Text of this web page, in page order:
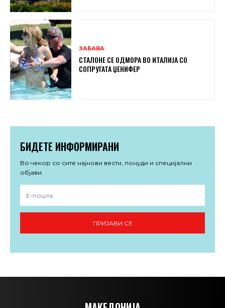
ЗАБАВА
СТАЛОНЕ СЕ ОДМОРА ВО ИТАЛИЈА СО
СОПРУГАТА ЏЕНИФЕР
БИДЕТЕ ИНФОРМИРАНИ
Во чекор со сите најнови вести, понуди и специјални
објави.
ПРИЈАВИ СЕ